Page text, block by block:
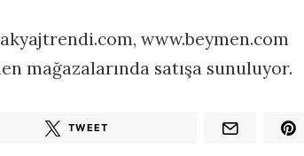
www.beymen.com
mağazalarında satışa sunuluyor.
TWEET